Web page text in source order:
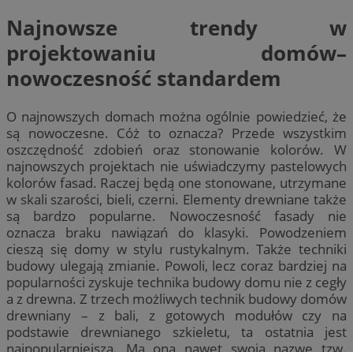
Najnowsze trendy w
projektowaniu domów–
nowoczesność standardem
O najnowszych domach można ogólnie powiedzieć, że
są nowoczesne. Cóż to oznacza? Przede wszystkim
oszczędność zdobień oraz stonowanie kolorów. W
najnowszych projektach nie uświadczymy pastelowych
kolorów fasad. Raczej będą one stonowane, utrzymane
w skali szarości, bieli, czerni. Elementy drewniane także
są bardzo popularne. Nowoczesność fasady nie
oznacza braku nawiązań do klasyki. Powodzeniem
cieszą się domy w stylu rustykalnym. Także techniki
budowy ulegają zmianie. Powoli, lecz coraz bardziej na
popularności zyskuje technika budowy domu nie z cegły
a z drewna. Z trzech możliwych technik budowy domów
drewniany – z bali, z gotowych modułów czy na
podstawie drewnianego szkieletu, ta ostatnia jest
najpopularniejsza. Ma ona nawet swoją nazwę tzw.